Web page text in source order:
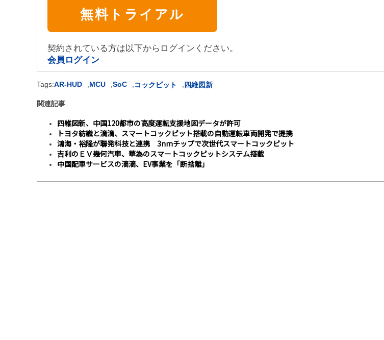
無料トライアル
契約されている方は以下からログインください。
会員ログイン
Tags:AR-HUD MCU SoC コックピット 四維図新
関連記事
四維図新、中国120都市の高度運転支援地図データが許可
トヨタ紡織と滴滴、スマートコックピット搭載の自動運転車両開発で提携
鴻海・裕隆が聯発科技と連携 3nmチップで次世代スマートコックピット
吉利のＥＶ幾何汽車、華為のスマートコックピットシステム搭載
中国配車サービスの滴滴、EV事業を「断捨離」